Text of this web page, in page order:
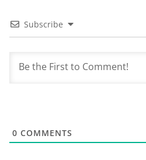
Subscribe
0 COMMENTS